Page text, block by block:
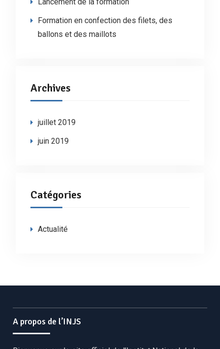
Formation en confection des filets, des
ballons et des maillots
Archives
juillet 2019
juin 2019
Catégories
Actualité
A propos de l’INJS